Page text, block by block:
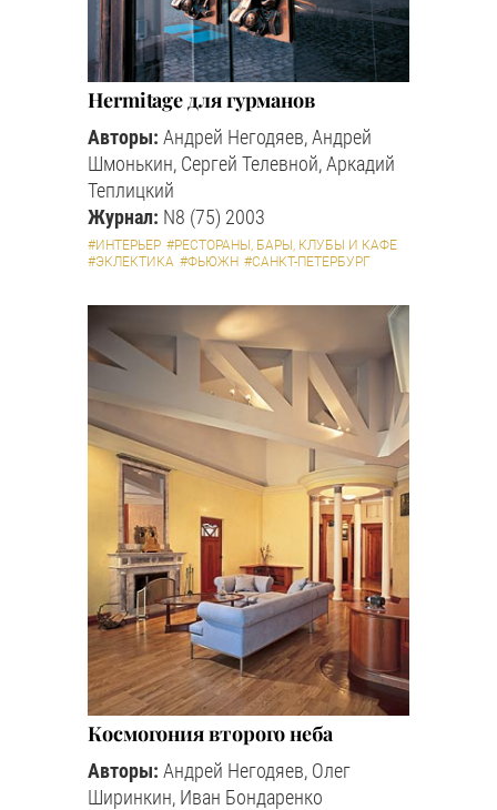
Hermitage для гурманов
Авторы: Андрей Негодяев, Андрей
Шмонькин, Сергей Телевной, Аркадий
Теплицкий
Журнал: N8 (75) 2003
#ИНТЕРЬЕР #РЕСТОРАНЫ, БАРЫ, КЛУБЫ И КАФЕ
#ЭКЛЕКТИКА #ФЬЮЖН #САНКТ-ПЕТЕРБУРГ
Космогония второго неба
Авторы: Андрей Негодяев, Олег
Ширинкин, Иван Бондаренко